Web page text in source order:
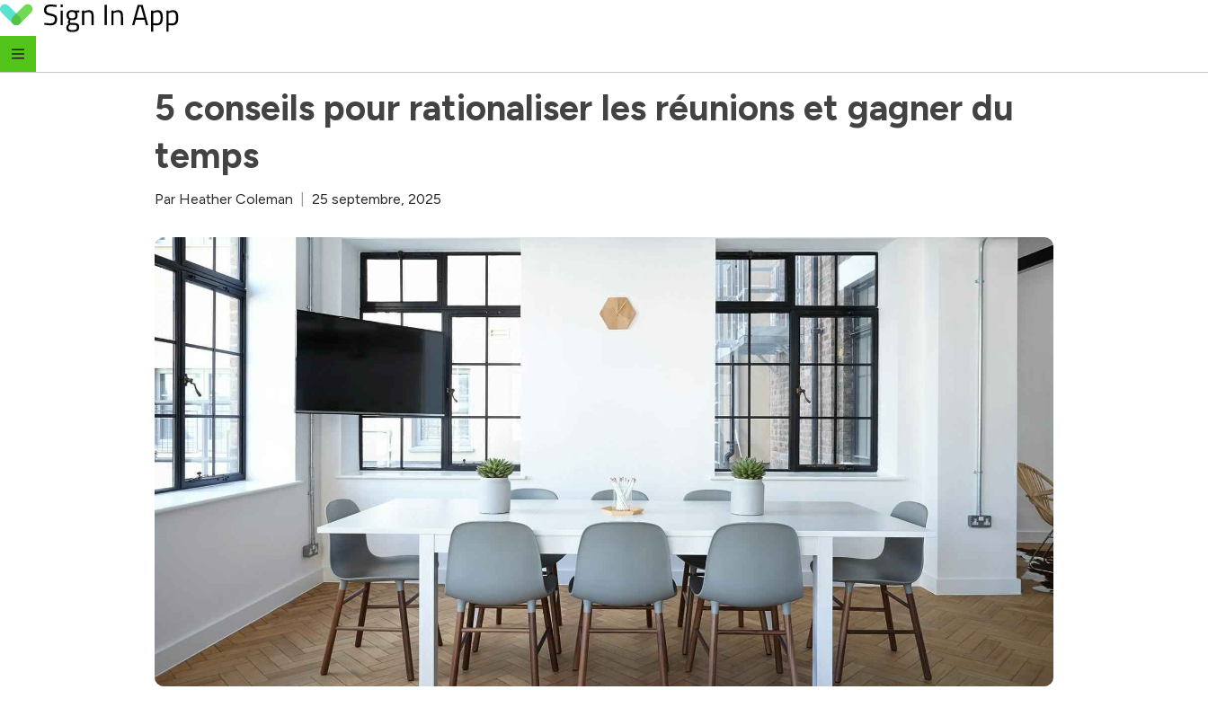
Skip to content
5 conseils pour rationaliser les réunions et gagner du
temps
Par Heather Coleman 25 septembre, 2025